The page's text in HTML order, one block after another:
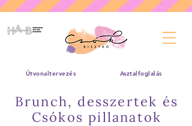
Asztalfoglalás
Útvonaltervezés
Brunch, desszertek és
Csókos pillanatok